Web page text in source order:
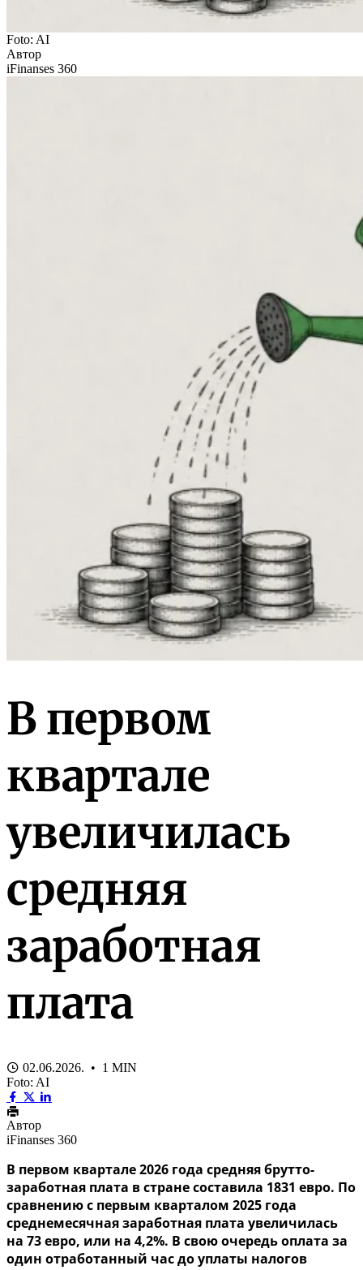
Foto: AI
Автор
iFinanses 360
В первом
квартале
увеличилась
средняя
заработная
плата
02.06.2026. • 1 MIN
Foto: AI
Автор
iFinanses 360
В первом квартале 2026 года средняя брутто-
заработная плата в стране составила 1831 евро. По
сравнению с первым кварталом 2025 года
среднемесячная заработная плата увеличилась
на 73 евро, или на 4,2%. В свою очередь оплата за
один отработанный час до уплаты налогов